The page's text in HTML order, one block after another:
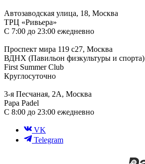
Автозаводская улица, 18, Москва
ТРЦ «Ривьера»
С 7:00 до 23:00 ежедневно
Проспект мира 119 с27, Москва
ВДНХ (Павильон физкультуры и спорта)
First Summer Club
Круглосуточно
3-я Песчаная, 2А, Москва
Papa Padel
С 8:00 до 23:00 ежедневно
VK
Telegram